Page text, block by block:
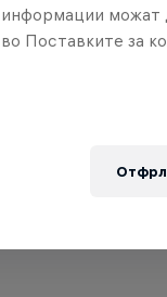
информации можат
во Поставките за